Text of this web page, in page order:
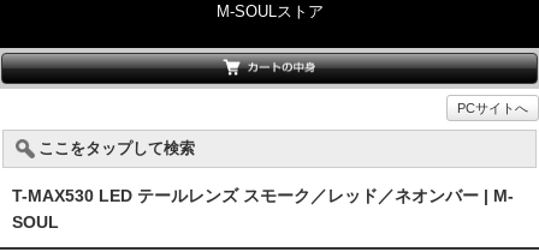
M-SOULストア
PCサイトへ
ここをタップして検索
T-MAX530 LED テールレンズ スモーク／レッド／ネオンバー | M-
SOUL